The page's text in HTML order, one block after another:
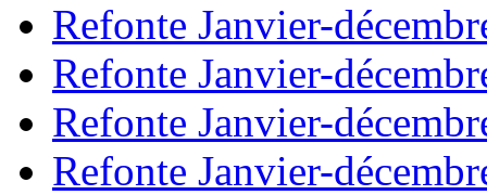
Refonte Janvier-
Refonte Janvier-
Refonte Janvier-
Refonte Janvier-